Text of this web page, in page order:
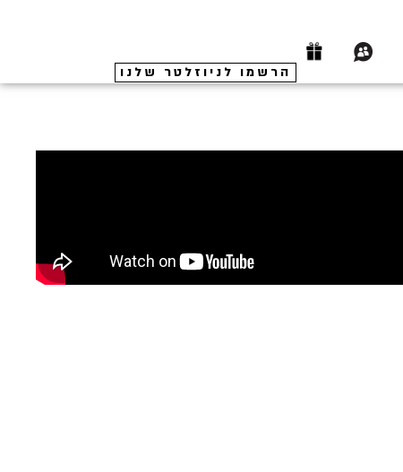
הרשמו לניוזלטר שלנו